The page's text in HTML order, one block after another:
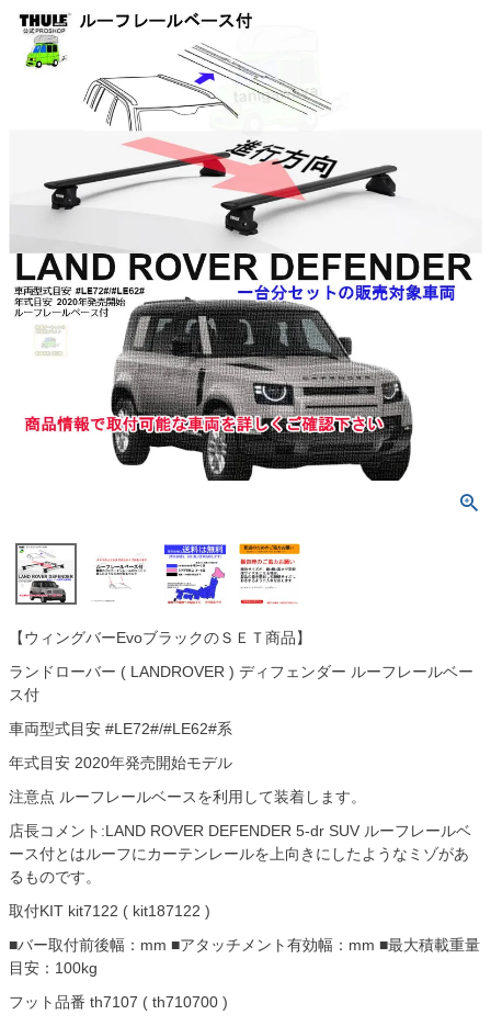
【ウィングバーEvoブラックのＳＥＴ商品】
ランドローバー ( LANDROVER ) ディフェンダー ルーフレールベー
ス付
車両型式目安 #LE72#/#LE62#系
年式目安 2020年発売開始モデル
注意点 ルーフレールベースを利用して装着します。
店長コメント:LAND ROVER DEFENDER 5-dr SUV ルーフレールベ
ース付とはルーフにカーテンレールを上向きにしたようなミゾがあ
るものです。
取付KIT kit7122 ( kit187122 )
■バー取付前後幅：mm ■アタッチメント有効幅：mm ■最大積載重量
目安：100kg
フット品番 th7107 ( th710700 )